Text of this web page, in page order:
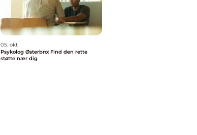
05. okt
Psykolog Østerbro: Find den rette
støtte nær dig